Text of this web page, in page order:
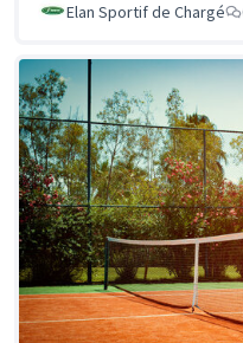
Elan Sportif de Chargé